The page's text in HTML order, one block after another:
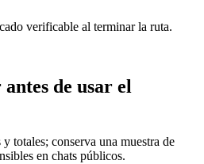
verificable al terminar la ruta.
de usar el
totales; conserva una muestra de
en chats públicos.